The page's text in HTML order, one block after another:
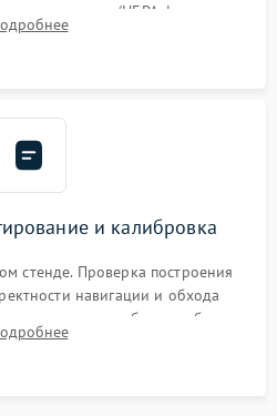
материалов (HEPA-фильтров,
фиксация разъемов и
и калибровка
стенде. Проверка построения
навигации и обхода
всасывания и работы турбины.
возврата на док-станцию и